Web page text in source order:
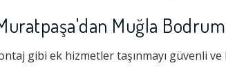
Muğla
gibi ek hizmetler taşınmayı güvenli ve
Ambalajlama Hizmeti